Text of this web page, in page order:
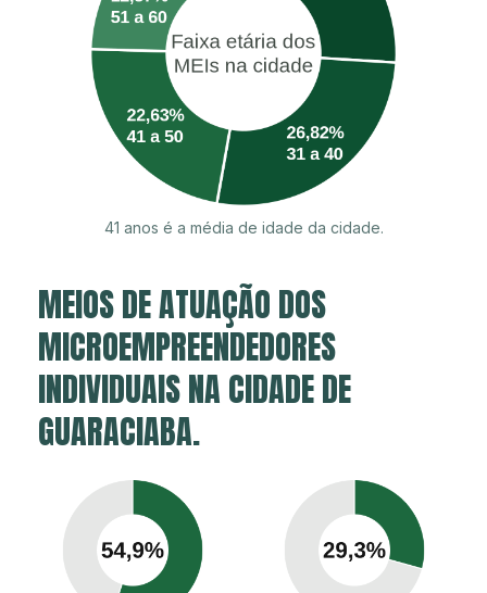
41 anos é a média de idade da cidade.
MEIOS DE ATUAÇÃO DOS
MICROEMPREENDEDORES
INDIVIDUAIS NA CIDADE DE
GUARACIABA.